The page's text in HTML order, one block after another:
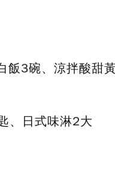
飯3碗、涼拌酸甜
、日式味淋2大